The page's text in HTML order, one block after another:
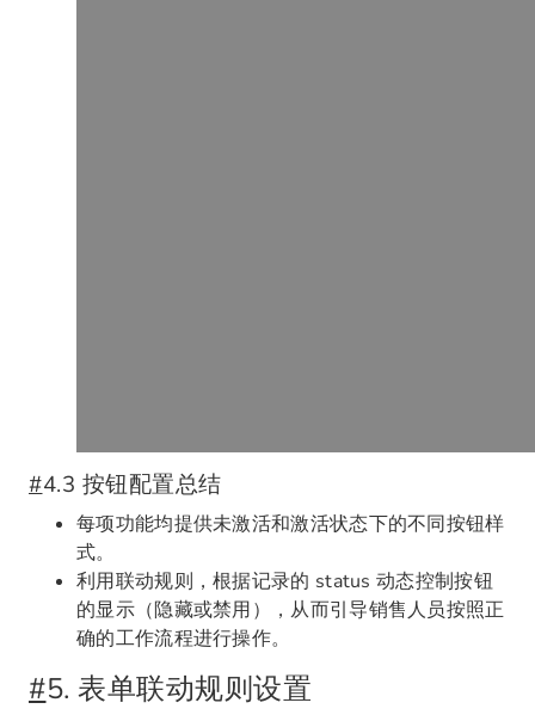
#4.3 按钮配置总结
每项功能均提供未激活和激活状态下的不同按钮样
式。
利用联动规则，根据记录的 status 动态控制按钮
的显示（隐藏或禁用），从而引导销售人员按照正
确的工作流程进行操作。
#5. 表单联动规则设置